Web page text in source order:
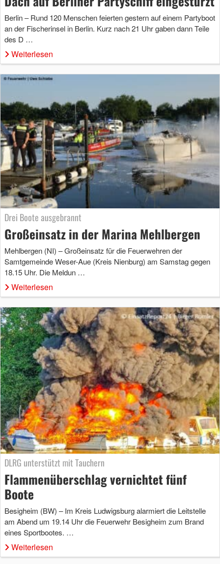
Berlin – Rund 120 Menschen feierten gestern auf einem Partyboot
an der Fischerinsel in Berlin. Kurz nach 21 Uhr gaben dann Teile
des D …
Weiterlesen
Drei Boote ausgebrannt
Großeinsatz in der Marina Mehlbergen
Mehlbergen (NI) – Großeinsatz für die Feuerwehren der
Samtgemeinde Weser-Aue (Kreis Nienburg) am Samstag gegen
18.15 Uhr. Die Meldun …
Weiterlesen
DLRG unterstützt mit Tauchern
Flammenüberschlag vernichtet fünf
Boote
Besigheim (BW) – Im Kreis Ludwigsburg alarmiert die Leitstelle
am Abend um 19.14 Uhr die Feuerwehr Besigheim zum Brand
eines Sportbootes. …
Weiterlesen